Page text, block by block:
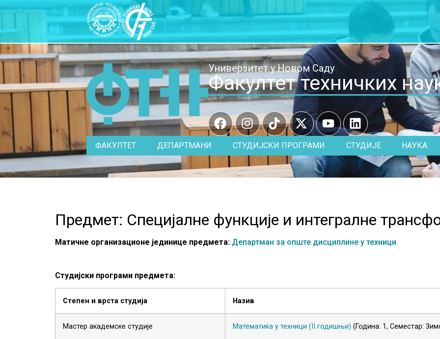
Универзитет у Новом Саду
Факултет техничких
ФАКУЛТЕТ ДЕПАРТМАНИ СТУДИЈСКИ ПРОГРАМИ СТУДИЈЕ НАУКА
Предмет: Специјалне функције и интегралне
Матичне организационе јединице предмета: Департман за опште дисциплине у техници
Студијски програми предмета:
Степен и врста студија Назив
Мастер академске студије Математика у техници ( годишњи) (Година: 1, Семестар: